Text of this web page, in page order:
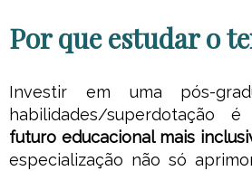
▪ Prática Educativa:
Por que estudar o
Investir em uma pós-
habilidades/superdotação
futuro educacional mais
especialização não só